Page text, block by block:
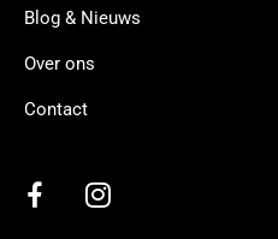
Blog & Nieuws
Over ons
Contact